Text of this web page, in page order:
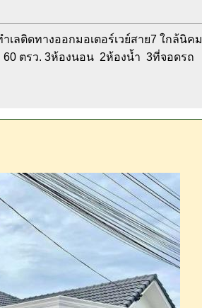
เลติดทางออกมอเตอร์เวย์สาย7 ใกล้นิคม
ตรว. 3ห้องนอน 2ห้องน้ำ 3ที่จอดรถ